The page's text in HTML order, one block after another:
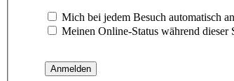
Mich bei jedem Besuch automatisch
Meinen Online-Status während dieser